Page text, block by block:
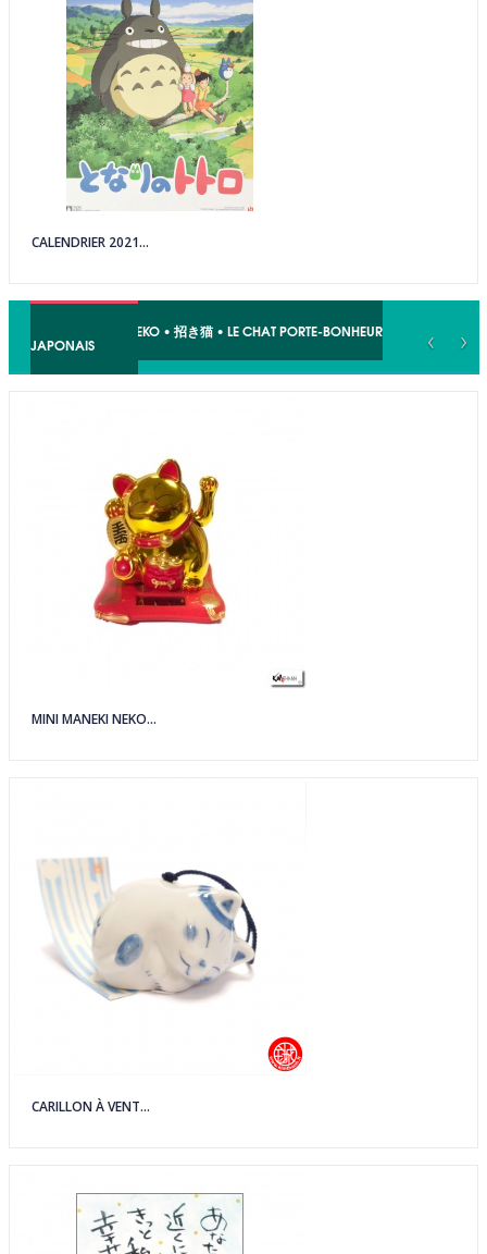
CALENDRIER 2021...
MANEKI NEKO • 招き猫 • LE CHAT PORTE-BONHEUR
JAPONAIS ‹ ›
MINI MANEKI NEKO...
CARILLON À VENT...